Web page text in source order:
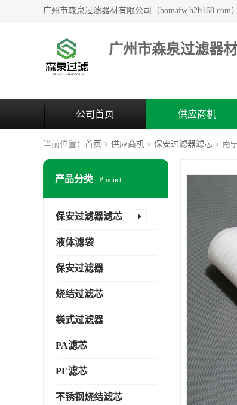
广州市森泉过滤器
公司首页 供应商机
当前位置： 首页 > 供应商机 > 保安过滤器滤芯 > 南
产品分类 Product
保安过滤器滤芯
液体滤袋
保安过滤器
烧结过滤芯
袋式过滤器
PA滤芯
PE滤芯
不锈钢烧结滤芯